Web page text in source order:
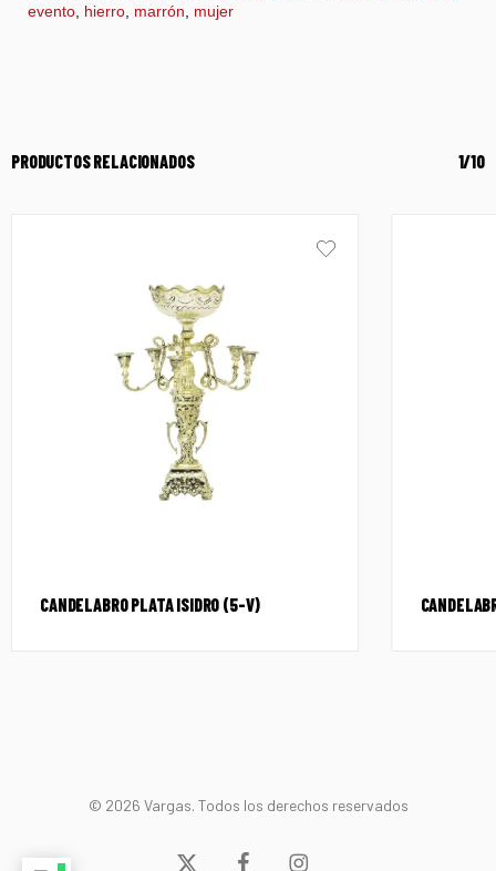
evento hierro marrón mujer
PRODUCTOS RELACIONADOS 1/10
CANDELABRO PLATA ISIDRO (5-V)
© 2026 Vargas. Todos los derechos reservados
x- facebookinstagram